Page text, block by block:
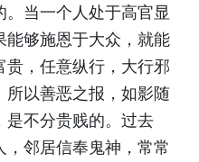
。当一个人处于高官显
够施恩于大众，就能
，任意纵行，大行邪
以善恶之报，如影随
是不分贵贱的。过去
邻居信奉鬼神，常常